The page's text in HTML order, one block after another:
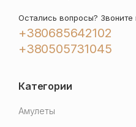
Остались вопросы? Звоните
+380685642102
+380505731045
Категории
Амулеты